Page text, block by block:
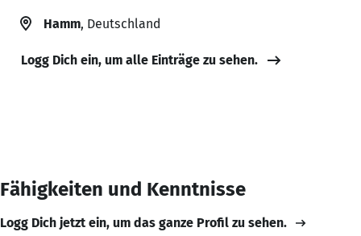
Hamm, Deutschland
Logg Dich ein, um alle Einträge zu sehen.
Fähigkeiten und Kenntnisse
Logg Dich jetzt ein, um das ganze Profil zu sehen.